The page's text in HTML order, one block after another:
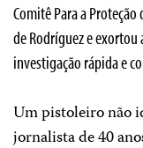
Comitê Para a
de Rodríguez e
investigação rápida e
Um pistoleiro não
jornalista de 40